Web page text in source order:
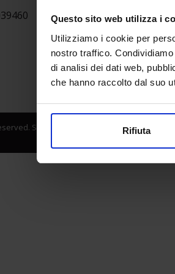
Questo sito web utilizza i
Utilizziamo i cookie per
nostro traffico.
di analisi dei dati web,
che hanno raccolto dal suo
Rifiuta
Senaf srl - Gruppo Tecniche Nuove Spa